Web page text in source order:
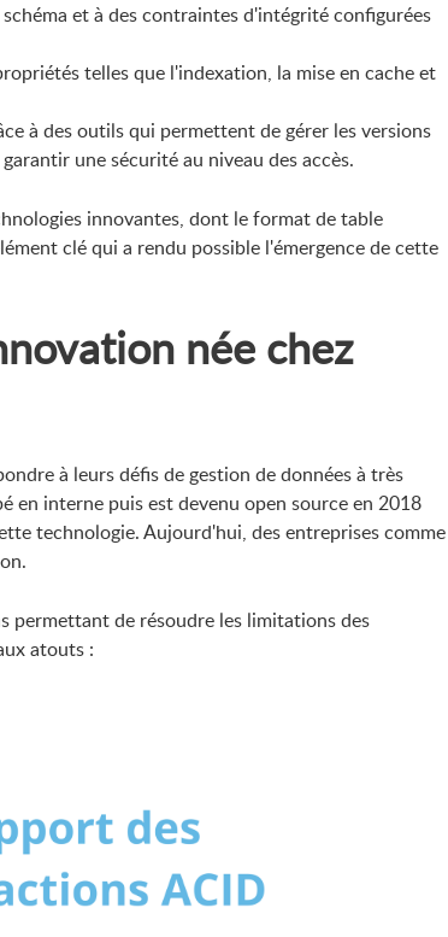
et à des contraintes d'intégrité configurées
telles que l'indexation, la mise en cache et
à des outils qui permettent de gérer les versions
une sécurité au niveau des accès.
innovantes, dont le format de table
clé qui a rendu possible l'émergence de cette
née chez
à leurs défis de gestion de données à très
en interne puis est devenu open source en 2018
technologie. Aujourd'hui, des entreprises comme
permettant de résoudre les limitations des
atouts :